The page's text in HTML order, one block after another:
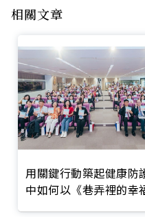
相關文章
用關鍵行動築起健康防
中如何以《巷弄裡的幸